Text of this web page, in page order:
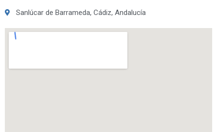
Sanlúcar de Barrameda, Cádiz, Andalucía